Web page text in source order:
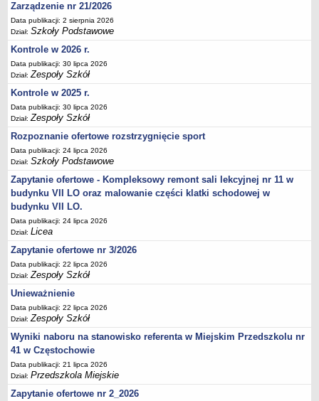
Zespół Poradni
BIURO FINANSÓW OŚWIATY
Dane podstawowe
Statut
Majątek
Godziny dyżurów
Ogłoszenia
Zarządzenia
Rejestry, ewidencje, archiwa
Kontrole
PONOWNE WYKORZYSTYWANIE
Sprawozdania
Deklaracja dostępności
DEKLARACJA DOSTĘPNOŚCI
OŚWIADCZENIA MAJĄTKOWE
PONOWNE WYKORZYSTYWANIE
Zarządzenie nr 21/2026
Data publikacji: 2 sierpnia 2026
Dział:Szkoły Podstawowe
Kontrole w 2026 r.
Data publikacji: 30 lipca 2026
Dział:Zespoły Szkół
Kontrole w 2025 r.
Data publikacji: 30 lipca 2026
Dział:Zespoły Szkół
Rozpoznanie ofertowe rozstrzygnięcie sport
Data publikacji: 24 lipca 2026
Dział:Szkoły Podstawowe
Zapytanie ofertowe - Kompleksowy remont sali lekcyjnej nr 11 w
budynku VII LO oraz malowanie części klatki schodowej w
budynku VII LO.
Data publikacji: 24 lipca 2026
Dział:Licea
Zapytanie ofertowe nr 3/2026
Data publikacji: 22 lipca 2026
Dział:Zespoły Szkół
Unieważnienie
Data publikacji: 22 lipca 2026
Dział:Zespoły Szkół
Wyniki naboru na stanowisko referenta w Miejskim Przedszkolu nr
41 w Częstochowie
Data publikacji: 21 lipca 2026
Dział:Przedszkola Miejskie
Zapytanie ofertowe nr 2_2026